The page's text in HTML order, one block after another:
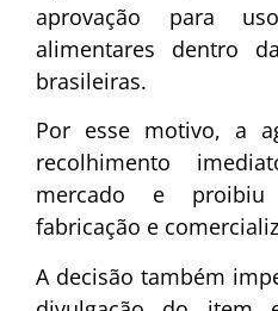
aprovação para
alimentares dentro
brasileiras.
Por esse motivo, a
recolhimento
mercado e
fabricação e
A decisão também